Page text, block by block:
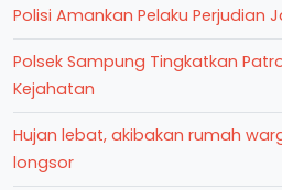
Polisi Amankan Pelaku Perjudian
Polsek Sampung Tingkatkan
Kejahatan
Hujan lebat, akibakan rumah
longsor